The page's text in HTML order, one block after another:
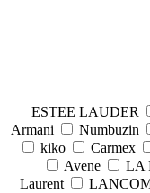
ESTEE LAUDER
Armani
Numbuzin
kiko
Carmex
Avene
LA
Laurent